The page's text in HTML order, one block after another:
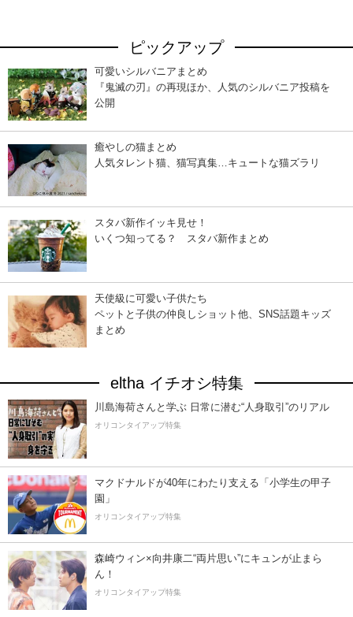
ピックアップ
可愛いシルバニアまとめ
『鬼滅の刃』の再現ほか、人気のシルバニア投稿を
公開
癒やしの猫まとめ
人気タレント猫、猫写真集…キュートな猫ズラリ
スタバ新作イッキ見せ！
いくつ知ってる？ スタバ新作まとめ
天使級に可愛い子供たち
ペットと子供の仲良しショット他、SNS話題キッズ
まとめ
eltha イチオシ特集
川島海荷さんと学ぶ 日常に潜む“人身取引”のリアル
オリコンタイアップ特集
マクドナルドが40年にわたり支える「小学生の甲子
園」
オリコンタイアップ特集
森崎ウィン×向井康二“両片思い”にキュンが止まら
ん！
オリコンタイアップ特集